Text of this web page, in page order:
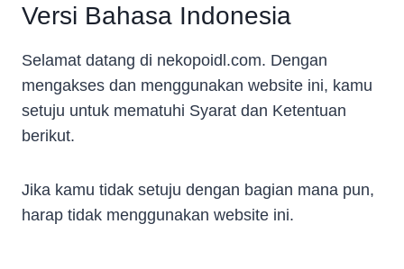
Versi Bahasa Indonesia
Selamat datang di nekopoidl.com. Dengan
mengakses dan menggunakan website ini, kamu
setuju untuk mematuhi Syarat dan Ketentuan
berikut.
Jika kamu tidak setuju dengan bagian mana pun,
harap tidak menggunakan website ini.